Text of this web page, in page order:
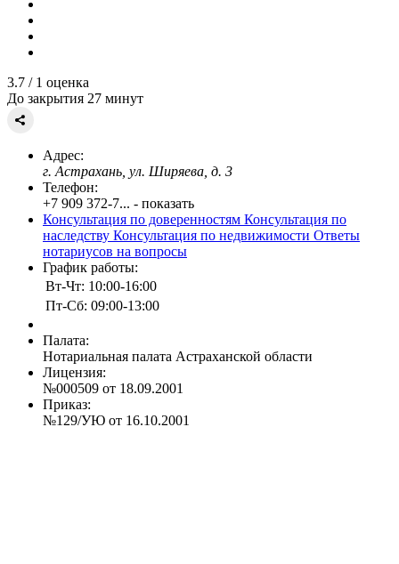
3.7 / 1 оценка
До закрытия 27 минут
Адрес:
г. Астрахань, ул. Ширяева, д. 3
Телефон:
+7 909 372-7... - показать
Консультация по доверенностям Консультация по
наследству Консультация по недвижимости Ответы
нотариусов на вопросы
График работы:
Вт-Чт: 10:00-16:00
Пт-Сб: 09:00-13:00
Палата:
Нотариальная палата Астраханской области
Лицензия:
№000509 от 18.09.2001
Приказ:
№129/УЮ от 16.10.2001